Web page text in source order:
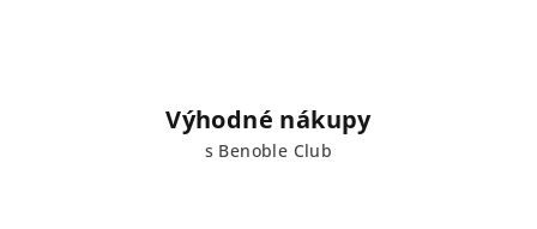
Výhodné nákupy
s Benoble Club